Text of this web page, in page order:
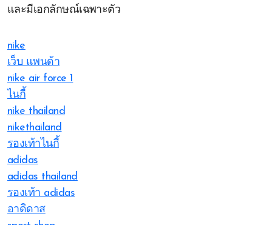
และมีเอกลักษณ์เฉพาะตัว
nike
เว็บ แพนด้า
nike air force 1
ไนกี้
nike thailand
nikethailand
รองเท้าไนกี้
adidas
adidas thailand
รองเท้า adidas
อาดิดาส